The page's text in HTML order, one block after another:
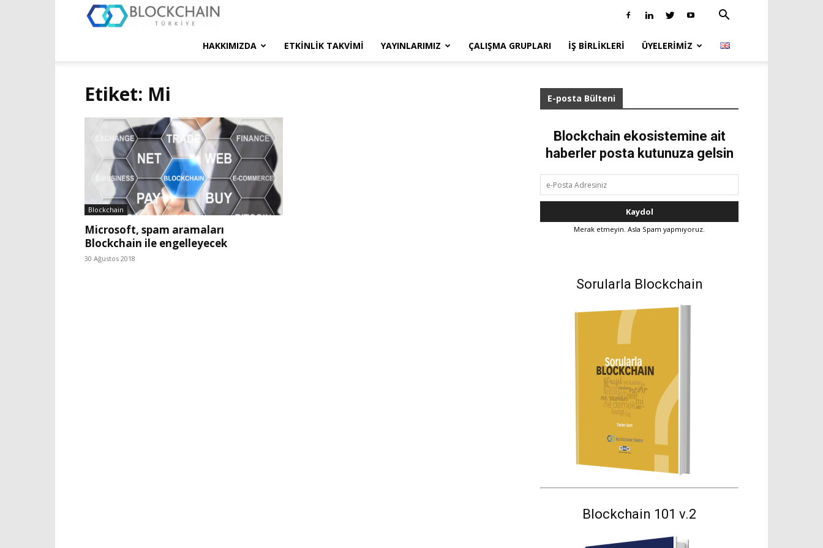
Türkiye
HAKKIMIZDA ETKINLIK TAKVIMI YAYINLARIMIZ ÇALIŞMA GRUPLARI İŞ BIRLIKLERI ÜYELERIMIZ
Etiket: Mi
Blockchain
Microsoft, spam aramaları
Blockchain ile engelleyecek
30 Ağustos 2018
E-posta Bülteni
Blockchain ekosistemine ait
haberler posta kutunuza gelsin
Merak etmeyin. Asla Spam yapmıyoruz.
Sorularla Blockchain
Blockchain 101 v.2